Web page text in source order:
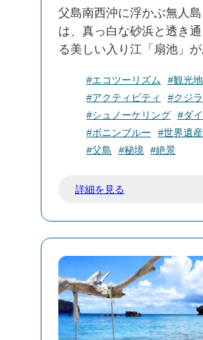
父島南西沖に浮かぶ無人
は、真っ白な砂浜と透き
る美しい入り江「扇池」
り、南島の人気スポット
います。
波の浸食による石灰岩の天
や、およそ1000年前に絶
ソカタマイマイ」の半化
#エコツーリズム
#観光地
#アクティビティ
#クジラ
#シュノーケリング
#ダ
#ボニンブルー
#世界遺産
#父島
#秘境 #絶景
詳細を見る